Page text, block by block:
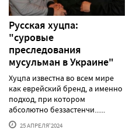
Русская хуцпа:
"суровые
преследования
мусульман в Украине"
Хуцпа известна во всем мире
как еврейский бренд, а именно
подход, при котором
абсолютно беззастенчи......
25 АПРЕЛЯ'2024